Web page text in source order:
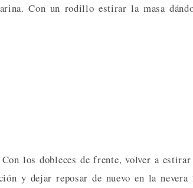
Con un rodillo estirar la masa
los dobleces de frente, volver a
y dejar reposar de nuevo en la nevera